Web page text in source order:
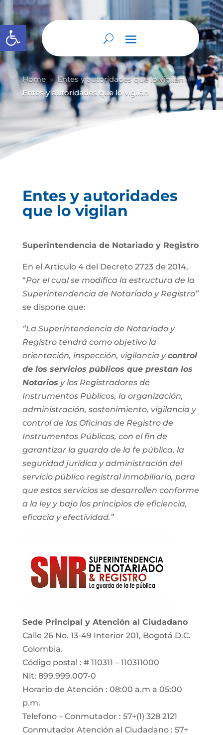
Abrir barra de herramientas
Home 9 Entes y autoridades que lo vigilan 9
Entes y autoridades que lo vigilan
Entes y autoridades
que lo vigilan
Superintendencia de Notariado y Registro
En el Artículo 4 del Decreto 2723 de 2014,
“Por el cual se modifica la estructura de la
Superintendencia de Notariado y Registro”
se dispone que:
“La Superintendencia de Notariado y
Registro tendrá como objetivo la
orientación, inspección, vigilancia ycontrol
de los servicios públicos que prestan los
Notarios y los Registradores de
Instrumentos Públicos, la organización,
administración, sostenimiento, vigilancia y
control de las Oficinas de Registro de
Instrumentos Públicos, con el fin de
garantizar la guarda de la fe pública, la
seguridad jurídica y administración del
servicio público registral inmobiliario, para
que estos servicios se desarrollen conforme
a la ley y bajo los principios de eficiencia,
eficacia y efectividad.”
Sede Principal y Atención al Ciudadano
Calle 26 No. 13-49 Interior 201, Bogotá D.C.
Colombia.
Código postal : # 110311 – 110311000
Nit: 899.999.007-0
Horario de Atención : 08:00 a.m a 05:00
p.m.
Telefono – Conmutador : 57+(1) 328 2121
Conmutador Atención al Ciudadano : 57+